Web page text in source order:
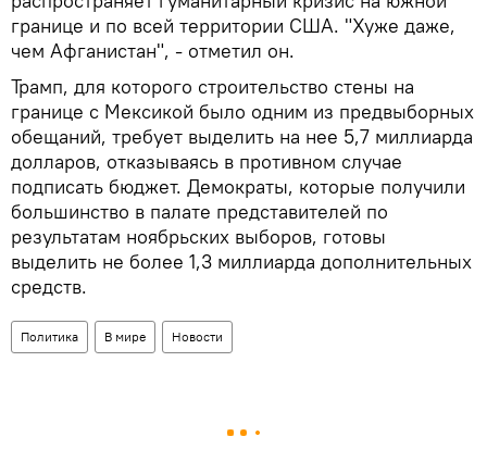
границе и по всей территории США. "Хуже даже,
чем Афганистан", - отметил он.
Трамп, для которого строительство стены на
границе с Мексикой было одним из предвыборных
обещаний, требует выделить на нее 5,7 миллиарда
долларов, отказываясь в противном случае
подписать бюджет. Демократы, которые получили
большинство в палате представителей по
результатам ноябрьских выборов, готовы
выделить не более 1,3 миллиарда дополнительных
средств.
Политика В мире Новости